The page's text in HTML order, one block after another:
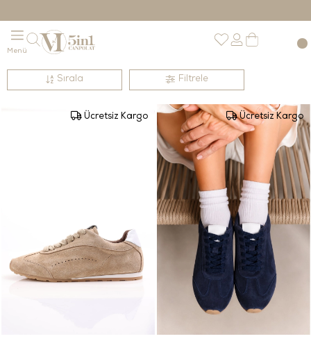
Filtrele
Sırala
Ücretsiz Kargo Ücretsiz Kargo